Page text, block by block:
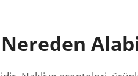
Nereden